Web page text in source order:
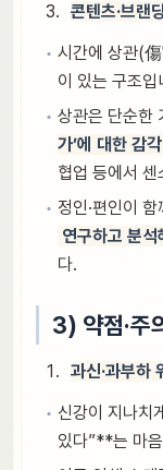
콘텐츠·브랜
시간에 상관(
이 있는 구조입
상관은 단순한
가’에 대한 감각
협업 등에서
정인·편인이
연구하고 분
다.
3) 약점·주
과신·과부하
신강이 지나치
있다”**는 마